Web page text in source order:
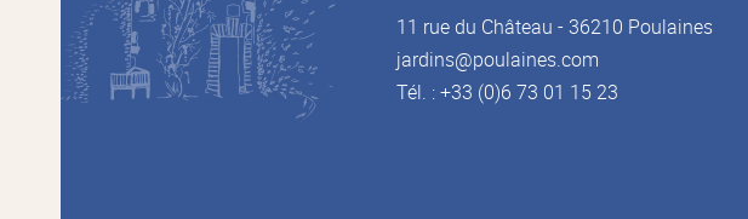
11 rue du Château - 36210 Poulaines
jardins@poulaines.com
Tél. : +33 (0)6 73 01 15 23